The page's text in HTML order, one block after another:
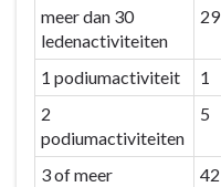
meer dan 30
ledenactiviteiten
29
1 podiumactiviteit 1
2
podiumactiviteiten
5
3 of meer
42